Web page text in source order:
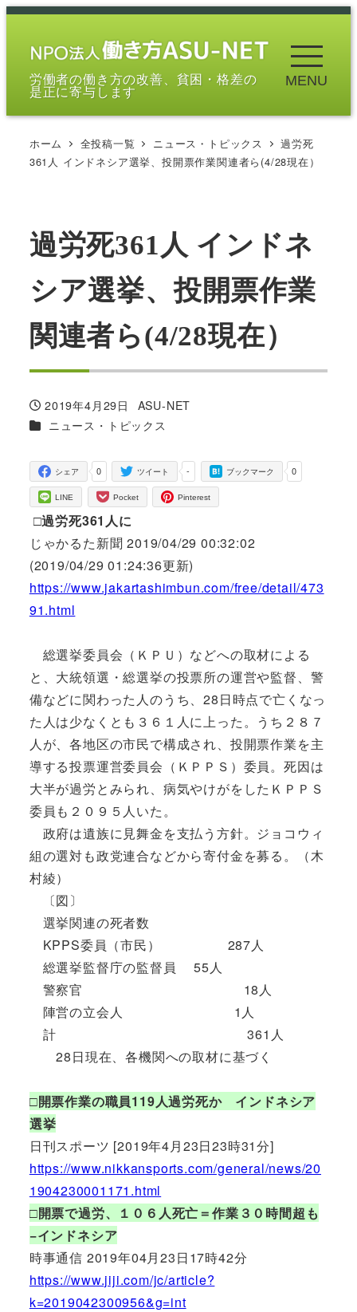
メ
労働者の働き方の改善、貧困・格差の
是正に寄与します
MENU
ホーム 全投稿一覧 ニュース・トピックス
過労死
361人 インドネシア選挙、投開票作業関連者ら(4/28現在）
過労死361人 インドネ
シア選挙、投開票作業
関連者ら(4/28現在）
投稿日
2019年4月29日
著
者
ASU-NET
カテゴリー
ニュース・トピックス
0
シェア -
ツイート 0
ブックマーク
LINE Pocket Pinterest
□過労死361人に
じゃかるた新聞 2019/04/29 00:32:02
(2019/04/29 01:24:36更新)
https://www.jakartashimbun.com/free/detail/473
91.html
総選挙委員会（ＫＰＵ）などへの取材による
と、大統領選・総選挙の投票所の運営や監督、警
備などに関わった人のうち、28日時点で亡くなっ
た人は少なくとも３６１人に上った。うち２８７
人が、各地区の市民で構成され、投開票作業を主
導する投票運営委員会（ＫＰＰＳ）委員。死因は
大半が過労とみられ、病気やけがをしたＫＰＰＳ
委員も２０９５人いた。
政府は遺族に見舞金を支払う方針。ジョコウィ
組の選対も政党連合などから寄付金を募る。（木
村綾）
〔図〕
選挙関連の死者数
KPPS委員（市民） 287人
総選挙監督庁の監督員 55人
警察官 18人
陣営の立会人 1人
計 361人
28日現在、各機関への取材に基づく
□開票作業の職員119人過労死か インドネシア
選挙
日刊スポーツ [2019年4月23日23時31分]
https://www.nikkansports.com/general/news/20
1904230001171.html
□開票で過労、１０６人死亡＝作業３０時間超も
−インドネシア
時事通信 2019年04月23日17時42分
https://www.jiji.com/jc/article?
k=2019042300956&g=int